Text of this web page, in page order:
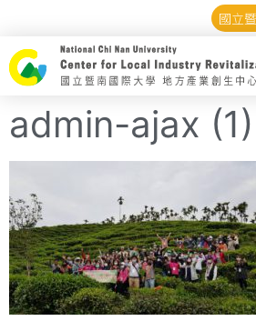
國立
admin-ajax (1)